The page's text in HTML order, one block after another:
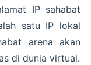
IP sahabat
satu IP lokal
arena akan
di dunia virtual.